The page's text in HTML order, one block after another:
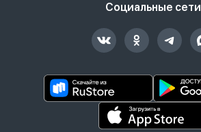
Социальные сети